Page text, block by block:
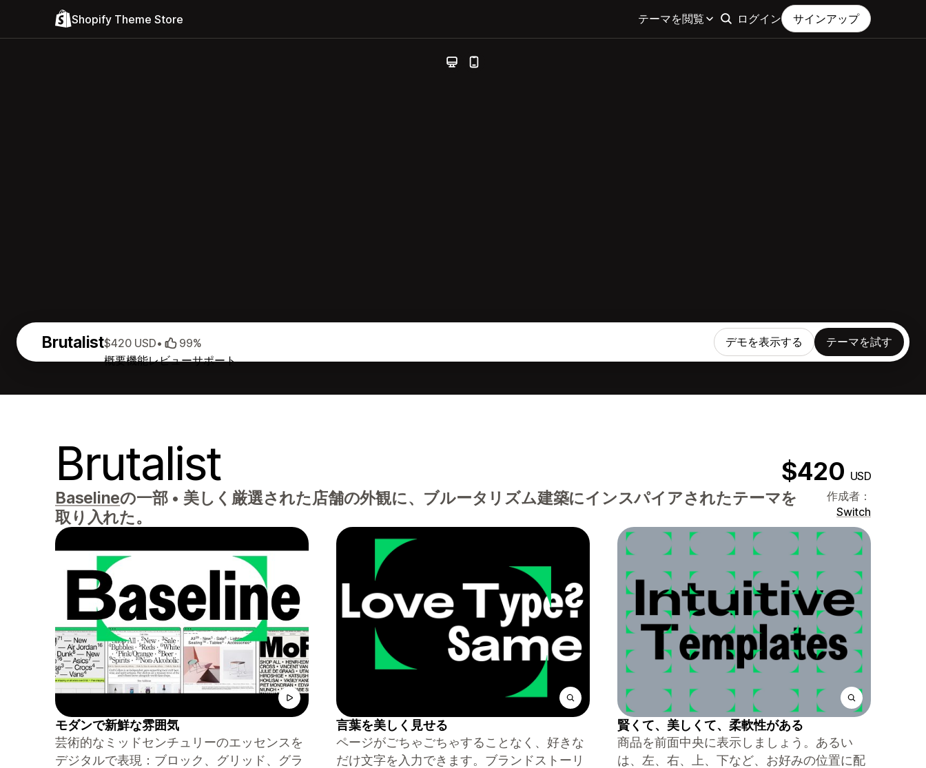
Shopify Theme Store テーマを閲覧 ログイン サインアップ
Brutalist
概要機能レビューサポート
$420 USD• 99% デモを表示する テーマを試す
Brutalist $420 USD
Baselineの一部 • 美しく厳選された店舗の外観に、ブルータリズム建築にインスパイアされたテーマを
取り入れた。
作成者：
Switch
モダンで新鮮な雰囲気
芸術的なミッドセンチュリーのエッセンスを
デジタルで表現：ブロック、グリッド、グラ
言葉を美しく見せる
ページがごちゃごちゃすることなく、好きな
だけ文字を入力できます。ブランドストーリ
賢くて、美しくて、柔軟性がある
商品を前面中央に表示しましょう。あるい
は、左、右、上、下など、お好みの位置に配